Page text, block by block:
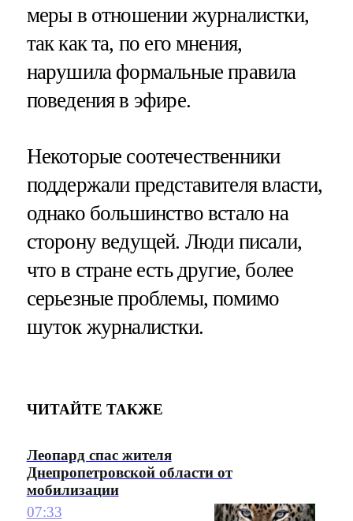
меры в отношении журналистки,
так как та, по его мнения,
нарушила формальные правила
поведения в эфире.
Некоторые соотечественники
поддержали представителя власти,
однако большинство встало на
сторону ведущей. Люди писали,
что в стране есть другие, более
серьезные проблемы, помимо
шуток журналистки.
ЧИТАЙТЕ ТАКЖЕ
Леопард спас жителя
Днепропетровской области от
мобилизации
07:33